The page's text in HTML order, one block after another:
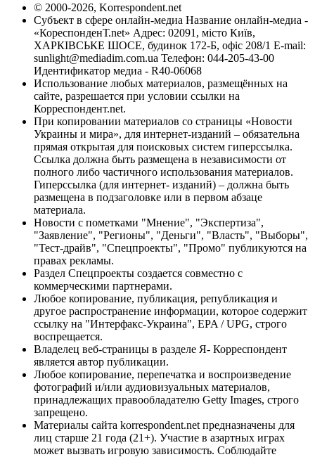
© 2000-2026, Korrespondent.net
Субъект в сфере онлайн-медиа Название онлайн-медиа -
«КореспонденТ.net» Адрес: 02091, місто Київ,
ХАРКІВСЬКЕ ШОСЕ, будинок 172-Б, офіс 208/1 E-mail:
sunlight@mediadim.com.ua Телефон: 044-205-43-00
Идентификатор медиа - R40-06068
Использование любых материалов, размещённых на
сайте, разрешается при условии ссылки на
Корреспондент.net.
При копировании материалов со страницы «Новости
Украины и мира», для интернет-изданий – обязательна
прямая открытая для поисковых систем гиперссылка.
Ссылка должна быть размещена в независимости от
полного либо частичного использования материалов.
Гиперссылка (для интернет- изданий) – должна быть
размещена в подзаголовке или в первом абзаце
материала.
Новости с пометками "Мнение", "Экспертиза",
"Заявление", "Регионы", "Деньги", "Власть", "Выборы",
"Тест-драйв", "Спецпроекты", "Промо" публикуются на
правах рекламы.
Раздел Спецпроекты создается совместно с
коммерческими партнерами.
Любое копирование, публикация, републикация и
другое распространение информации, которое содержит
ссылку на "Интерфакс-Украина", EPA / UPG, строго
воспрещается.
Владелец веб-страницы в разделе Я- Корреспондент
является автор публикации.
Любое копирование, перепечатка и воспроизведение
фотографий и/или аудиовизуальных материалов,
принадлежащих правообладателю Getty Images, строго
запрещено.
Материалы сайта korrespondent.net предназначены для
лиц старше 21 года (21+). Участие в азартных играх
может вызвать игровую зависимость. Соблюдайте